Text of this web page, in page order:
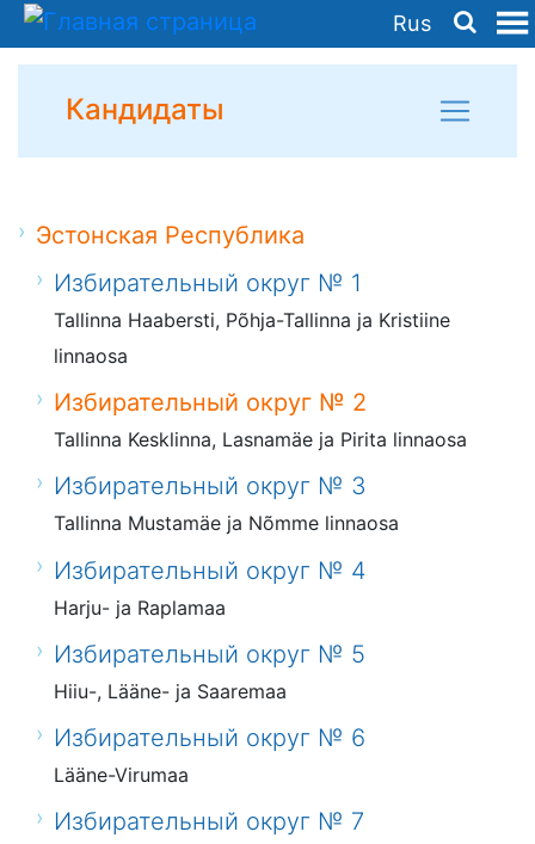
Rus
Кандидаты
Эстонская Республика
Избирательный округ № 1
Tallinna Haabersti, Põhja-Tallinna ja Kristiine
linnaosa
Избирательный округ № 2
Tallinna Kesklinna, Lasnamäe ja Pirita linnaosa
Избирательный округ № 3
Tallinna Mustamäe ja Nõmme linnaosa
Избирательный округ № 4
Harju- ja Raplamaa
Избирательный округ № 5
Hiiu-, Lääne- ja Saaremaa
Избирательный округ № 6
Lääne-Virumaa
Избирательный округ № 7